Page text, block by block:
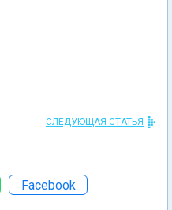
СЛЕДУЮЩАЯ СТАТЬЯ
Facebook